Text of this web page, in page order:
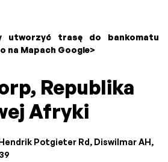
utworzyć trasę do bankomatu
na Mapach Google>
Republika
Afryki
Hendrik Potgieter Rd, Diswilmar AH,